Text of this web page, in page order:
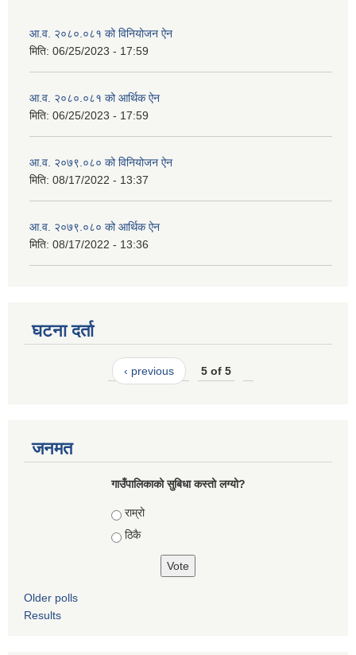
आ.व. २०८०.०८१ को विनियोजन ऐन
मिति: 06/25/2023 - 17:59
आ.व. २०८०.०८१ को आर्थिक ऐन
मिति: 06/25/2023 - 17:59
आ.व. २०७९.०८० को विनियोजन ऐन
मिति: 08/17/2022 - 13:37
आ.व. २०७९.०८० को आर्थिक ऐन
मिति: 08/17/2022 - 13:36
घटना दर्ता
‹ previous 5 of 5
जनमत
गाउँपालिकाको सुबिधा कस्तो लग्यो?
Choices
राम्रो
ठिकै
Older polls
Results